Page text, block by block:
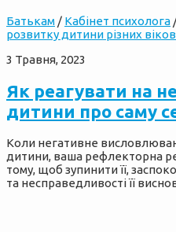
Батькам / Кабінет психолога
розвитку дитини різних
3 Травня, 2023
Як реагувати на
дитини про саму
Коли негативне
дитини, ваша рефлекторна
тому, щоб зупинити її,
та несправедливості її